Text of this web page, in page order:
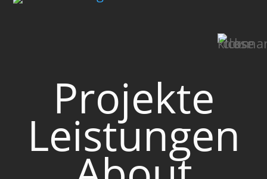
Projekte
Leistungen